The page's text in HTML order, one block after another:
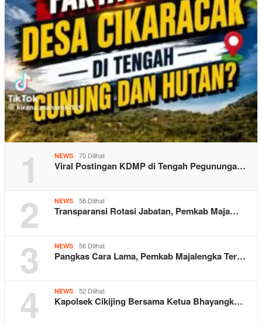
1 NEWS 70 Dilihat
Viral Postingan KDMP di Tengah Pegununga…
2 NEWS 58 Dilihat
Transparansi Rotasi Jabatan, Pemkab Maja…
3 NEWS 56 Dilihat
Pangkas Cara Lama, Pemkab Majalengka Ter…
4 NEWS 52 Dilihat
Kapolsek Cikijing Bersama Ketua Bhayangk…